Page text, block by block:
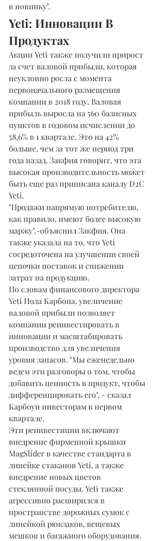
в новинку".
Yeti: Инновации В
Продуктах
Акции Yeti также получили прирост
за счет валовой прибыли, которая
неуклонно росла с момента
первоначального размещения
компании в 2018 году. Валовая
прибыль выросла на 560 базисных
пунктов в годовом исчислении до
58,6% в 1 квартале. Это на 42%
больше, чем за тот же период три
года назад. Закфия говорит, что эта
высокая производительность может
быть еще раз приписана каналу D2C
Yeti.
"Продажи напрямую потребителю,
как правило, имеют более высокую
маржу",-объяснил Закфия. Она
также указала на то, что Yeti
сосредоточена на улучшении своей
цепочки поставок и снижении
затрат на продукцию.
По словам финансового директора
Yeti Пола Карбона, увеличение
валовой прибыли позволяет
компании реинвестировать в
инновации и масштабировать
производство для увеличения
уровня запасов. "Мы еженедельно
ведем эти разговоры о том, чтобы
добавить ценность в продукт, чтобы
дифференцировать его", - сказал
Карбоун инвесторам в первом
квартале.
Эти реинвестиции включают
внедрение фирменной крышки
MagSlider в качестве стандарта в
линейке стаканов Yeti, а также
внедрение новых цветов
стеклянной посуды. Yeti также
агрессивно расширился в
пространстве дорожных сумок с
линейкой рюкзаков, вещевых
мешков и багажного оборудования.